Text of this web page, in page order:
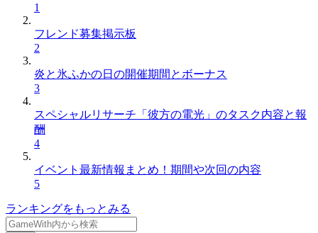
1
フレンド募集掲示板
2
炎と氷ふかの日の開催期間とボーナス
3
スペシャルリサーチ「彼方の電光」のタスク内容と報
酬
4
イベント最新情報まとめ！期間や次回の内容
5
ランキングをもっとみる